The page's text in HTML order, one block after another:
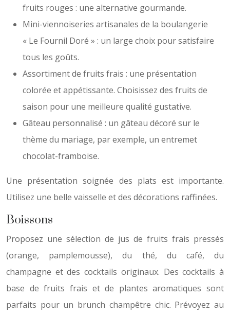
fruits rouges : une alternative gourmande.
Mini-viennoiseries artisanales de la boulangerie
« Le Fournil Doré » : un large choix pour satisfaire
tous les goûts.
Assortiment de fruits frais : une présentation
colorée et appétissante. Choisissez des fruits de
saison pour une meilleure qualité gustative.
Gâteau personnalisé : un gâteau décoré sur le
thème du mariage, par exemple, un entremet
chocolat-framboise.
Une présentation soignée des plats est importante.
Utilisez une belle vaisselle et des décorations raffinées.
Boissons
Proposez une sélection de jus de fruits frais pressés
(orange, pamplemousse), du thé, du café, du
champagne et des cocktails originaux. Des cocktails à
base de fruits frais et de plantes aromatiques sont
parfaits pour un brunch champêtre chic. Prévoyez au